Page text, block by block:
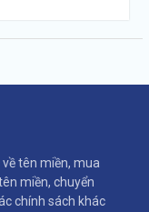
tên miền, mua
miền, chuyển
chính sách khác